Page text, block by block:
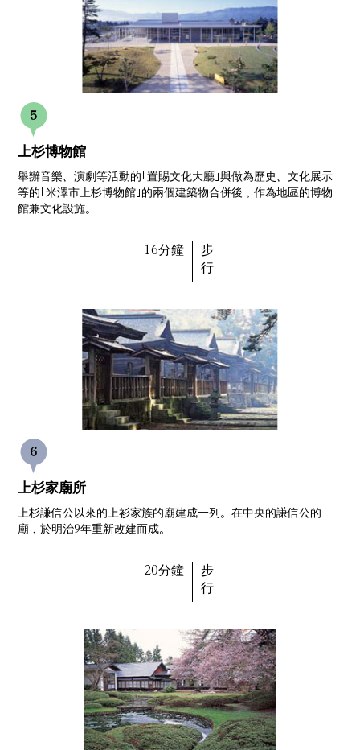
上杉博物館
舉辦音樂、演劇等活動的｢置賜文化大廳｣與做為歷史、文化展示
等的｢米澤市上杉博物館｣的兩個建築物合併後，作為地區的博物
館兼文化設施。
16分鐘
步
行
上杉家廟所
上杉謙信公以來的上衫家族的廟建成一列。在中央的謙信公的
廟，於明治9年重新改建而成。
20分鐘
步
行